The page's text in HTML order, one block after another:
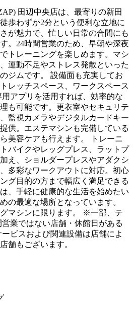
田辺中央店は、最寄りの新田
歩わずか2分という便利な立地に
が魅力で、忙しい日常の合間にも
。24時間営業のため、早朝や深夜
トレーニングを楽しめます。マシ
運動不足やストレス発散といった
ジムです。 設備面も充実してお
レッチスペース、ワークスペース
アプリを活用すれば、効率的な
も可能です。更衣室やセキュリテ
監視カメラやデジタルカードキー
供。エステマシンも完備している
美容ケアも行えます。 トレーニ
バイクやレッグプレス、ラットプ
え、ショルダープレスやアダクシ
多彩なワークアウトに対応。初心
グ目的の方まで幅広く満足できる
、手軽に健康的な生活を始めたい
の最適な場所となっています。
マシンに限ります。 ※一部、テ
業ではない店舗・休館日がある
ビスおよび関連設備は店舗によ
舗もございます。